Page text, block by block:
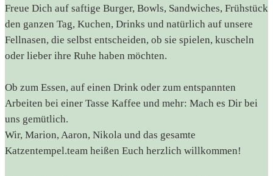
Freue Dich auf saftige Burger, Bowls, Sandwiches, Frühstück
den ganzen Tag, Kuchen, Drinks und natürlich auf unsere
Fellnasen, die selbst entscheiden, ob sie spielen, kuscheln
oder lieber ihre Ruhe haben möchten.
Ob zum Essen, auf einen Drink oder zum entspannten
Arbeiten bei einer Tasse Kaffee und mehr: Mach es Dir bei
uns gemütlich.
Wir, Marion, Aaron, Nikola und das gesamte
Katzentempel.team heißen Euch herzlich willkommen!